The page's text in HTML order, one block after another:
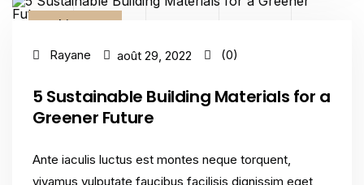
Architecture
Rayane août 29, 2022 (0)
5 Sustainable Building Materials for a
Greener Future
Ante iaculis luctus est montes neque torquent,
vivamus vulputate faucibus facilisis dignissim eget